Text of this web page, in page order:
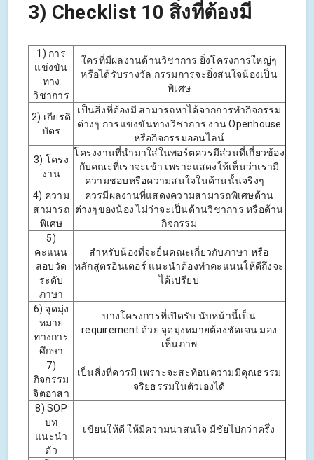
3) Checklist 10 สิ่งที่ต้องมี
1) การ
แข่งขัน
ทาง
วิชาการ
ใครที่มีผลงานด้านวิชาการ ยิ่งโครงการใหญ่ๆ
หรือได้รับรางวัล กรรมการจะยิ่งสนใจน้องเป็น
พิเศษ
2) เกียรติ
บัตร
เป็นสิ่งที่ต้องมี สามารถหาได้จากการทำกิจกรรม
ต่างๆ การแข่งขันทางวิชาการ งาน Openhouse
หรือกิจกรรมออนไลน์
3) โครง
งาน
โครงงานที่นำมาใส่ในพอร์ตควรมีส่วนที่เกี่ยวข้อง
กับคณะที่เราจะเข้า เพราะแสดงให้เห็นว่าเรามี
ความชอบหรือความสนใจในด้านนั้นจริงๆ
4) ความ
สามารถ
พิเศษ
ควรมีผลงานที่แสดงความสามารถพิเศษด้าน
ต่างๆของน้อง ไม่ว่าจะเป็นด้านวิชาการ หรือด้าน
กิจกรรม
5)
คะแนน
สอบวัด
ระดับ
ภาษา
สำหรับน้องที่จะยื่นคณะเกี่ยวกับภาษา หรือ
หลักสูตรอินเตอร์ แนะนำต้องทำคะแนนให้ดีถึงจะ
ได้เปรียบ
6) จุดมุ่ง
หมาย
ทางการ
ศึกษา
บางโครงการที่เปิดรับ นับหน้านี้เป็น
requirement ด้วย จุดมุ่งหมายต้องชัดเจน มอง
เห็นภาพ
7)
กิจกรรม
จิตอาสา
เป็นสิ่งที่ควรมี เพราะจะสะท้อนความมีคุณธรรม
จริยธรรมในตัวเองได้
8) SOP
บท
แนะนำ
ตัว
เขียนให้ดี ให้มีความน่าสนใจ มีชัยไปกว่าครึ่ง